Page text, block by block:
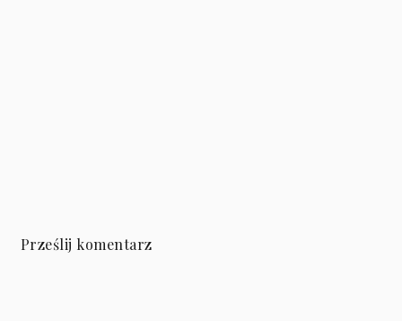
Prześlij komentarz